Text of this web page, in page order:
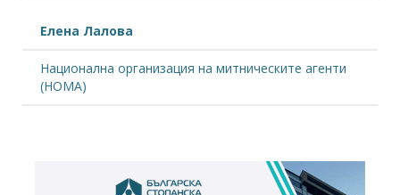
Елена Лалова
Национална организация на митническите агенти
(НОМА)